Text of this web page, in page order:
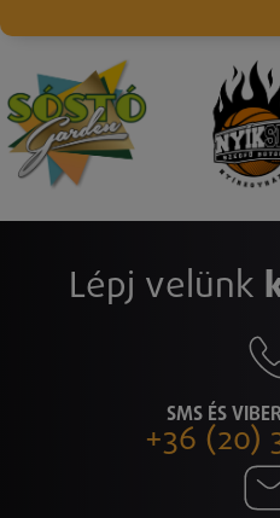
Lépj velünk
SMS ÉS
+36 (20)